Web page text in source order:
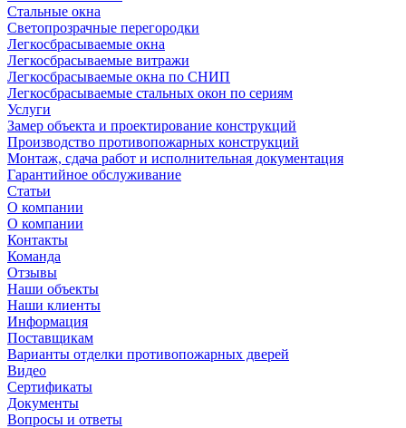
Стальные окна
Светопрозрачные перегородки
Легкосбрасываемые окна
Легкосбрасываемые витражи
Легкосбрасываемые окна по СНИП
Легкосбрасываемые стальных окон по сериям
Услуги
Замер объекта и проектирование конструкций
Производство противопожарных конструкций
Монтаж, сдача работ и исполнительная документация
Гарантийное обслуживание
Статьи
О компании
О компании
Контакты
Команда
Отзывы
Наши объекты
Наши клиенты
Информация
Поставщикам
Варианты отделки противопожарных дверей
Видео
Сертификаты
Документы
Вопросы и ответы